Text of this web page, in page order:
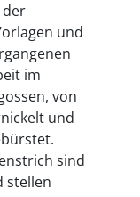
der
und
im
von
und
sind
stellen